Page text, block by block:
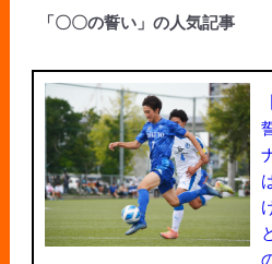
「〇〇の誓い」の人気記事